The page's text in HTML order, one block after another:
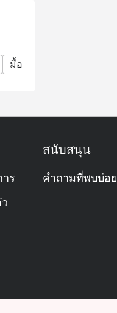
มื้อกลางวันธุรกิจ
ร
สนับสนุน
คำถามที่พบบ่อย